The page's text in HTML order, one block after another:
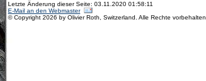
Letzte Änderung dieser Seite: 03.11.2020 01:58:11
E-Mail an den Webmaster
© Copyright 2026 by Olivier Roth, Switzerland. Alle Rechte vorbehalten.